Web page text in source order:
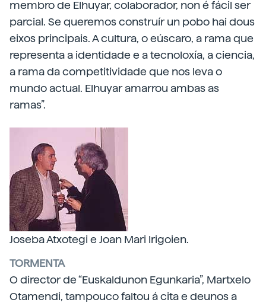
membro de Elhuyar, colaborador, non é fácil ser
parcial. Se queremos construír un pobo hai dous
eixos principais. A cultura, o eúscaro, a rama que
representa a identidade e a tecnoloxía, a ciencia,
a rama da competitividade que nos leva o
mundo actual. Elhuyar amarrou ambas as
ramas”.
Joseba Atxotegi e Joan Mari Irigoien.
TORMENTA
O director de “Euskaldunon Egunkaria”, Martxelo
Otamendi, tampouco faltou á cita e deunos a